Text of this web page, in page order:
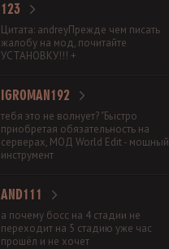
123
Цитата: andreyПрежде чем писать
жалобу на мод, почитайте
УСТАНОВКУ!!! +
IGROMAN192
тебя это не волнует? "Быстро
приобретая обязательность на
серверах, МОД World Edit - мощный
инструмент
AND111
а почему босс на 4 стадии не
переходит на 5 стадию уже час
прошёл и не хочет